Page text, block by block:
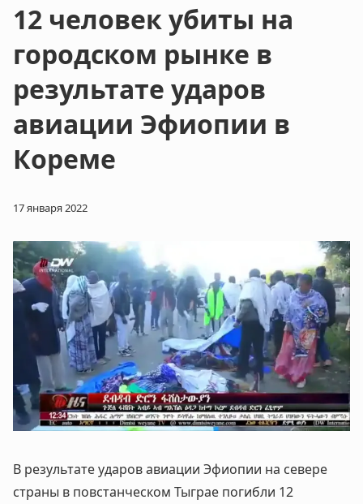
12 человек убиты на
городском рынке в
результате ударов
авиации Эфиопии в
Кореме
17 января 2022
В результате ударов авиации Эфиопии на севере
страны в повстанческом Тыграе погибли 12